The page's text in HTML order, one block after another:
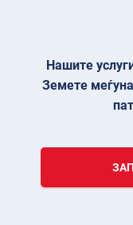
Нашите
Земете